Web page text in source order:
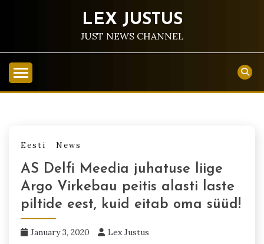
LEX JUSTUS
JUST NEWS CHANNEL
Eesti News
AS Delfi Meedia juhatuse liige
Argo Virkebau peitis alasti laste
piltide eest, kuid eitab oma süüd!
January 3, 2020 Lex Justus